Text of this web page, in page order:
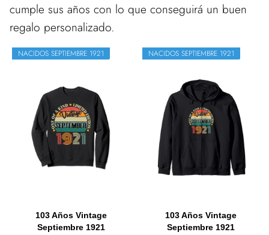
cumple sus años con lo que conseguirá un buen
regalo personalizado.
NACIDOS SEPTIEMBRE 1921
103 Años Vintage
Septiembre 1921
NACIDOS SEPTIEMBRE 1921
103 Años Vintage
Septiembre 1921